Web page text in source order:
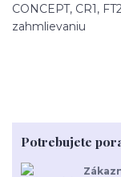
CONCEPT, CR1,
zahmlievaniu
Potrebujete